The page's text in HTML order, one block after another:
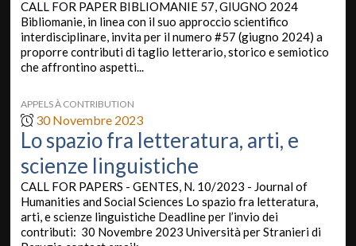
CALL FOR PAPER BIBLIOMANIE 57, GIUGNO 2024
Bibliomanie, in linea con il suo approccio scientifico
interdisciplinare, invita per il numero #57 (giugno 2024) a
proporre contributi di taglio letterario, storico e semiotico
che affrontino aspetti...
APPELS À CONTRIBUTION
30 Novembre 2023
Lo spazio fra letteratura, arti, e
scienze linguistiche
CALL FOR PAPERS - GENTES, N. 10/2023 - Journal of
Humanities and Social Sciences Lo spazio fra letteratura,
arti, e scienze linguistiche Deadline per l’invio dei
contributi: 30 Novembre 2023 Università per Stranieri di